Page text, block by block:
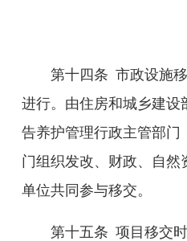
第十四条 市政设施
进行。由住房和城乡建设
告养护管理行政主管部门
门组织发改、财政、自然
单位共同 参与移交。
第十五条 项目 移交